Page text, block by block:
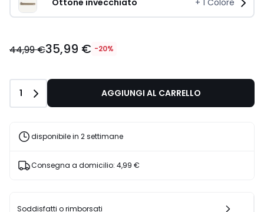
Ottone invecchiato + 1 Colore
44,99 €35,99 € -20%
Quantità
1 AGGIUNGI AL CARRELLO
disponibile in 2 settimane
Consegna a domicilio: 4,99 €
Soddisfatti o rimborsati